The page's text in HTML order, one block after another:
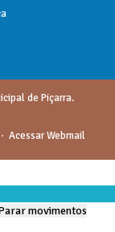
de Piçarra.
Acessar Webmail
movimentos